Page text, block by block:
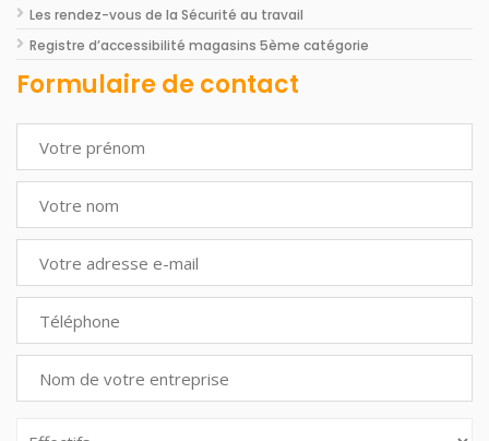
Les rendez-vous de la Sécurité au travail
Registre d’accessibilité magasins 5ème catégorie
Formulaire de contact